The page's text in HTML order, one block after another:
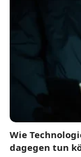
Wie
dagegen tun